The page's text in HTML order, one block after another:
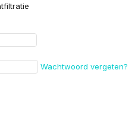
Wachtwoord vergeten?